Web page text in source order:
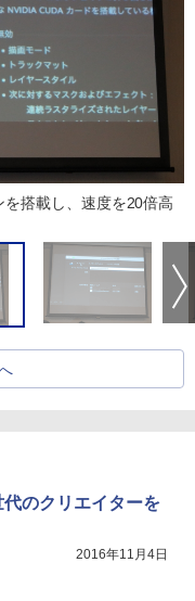
搭載し、速度を20倍高
のクリエイターを
2016年11月4日